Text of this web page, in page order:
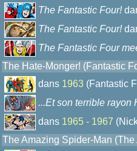
The Fantastic Four!
The Fantastic Four!
The Fantastic Four
The Hate-Monger! (Fantastic
dans 1963 (Fantastic
...Et son terrible rayon
dans 1965 - 1967
The Amazing Spider-Man